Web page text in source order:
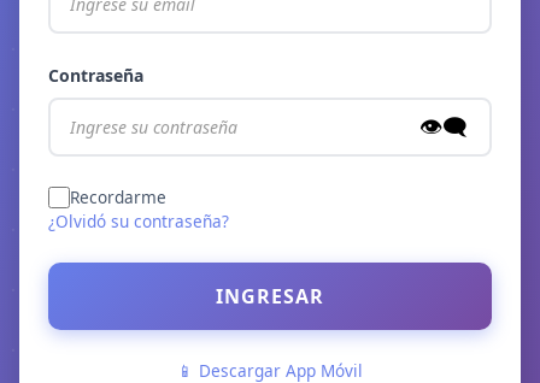
Contraseña
👁️‍🗨️
Recordarme
¿Olvidó su contraseña?
INGRESAR
📱 Descargar App Móvil